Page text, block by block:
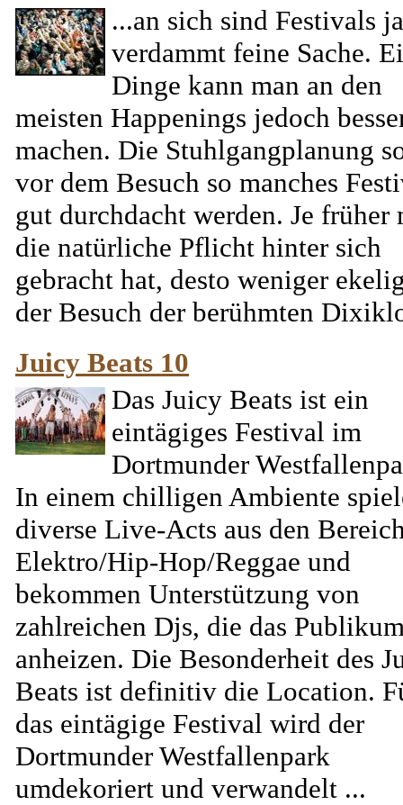
...an sich sind Festivals
verdammt feine Sache.
Dinge kann man an den
meisten Happenings jedoch
machen. Die Stuhlgangplanung
vor dem Besuch so manches
gut durchdacht werden. Je früher
die natürliche Pflicht hinter sich
gebracht hat, desto weniger
der Besuch der berühmten
Juicy Beats 10
Das Juicy Beats ist ein
eintägiges Festival im
Dortmunder
In einem chilligen Ambiente
diverse Live-Acts aus den
Elektro/Hip-Hop/Reggae und
bekommen Unterstützung von
zahlreichen Djs, die das
anheizen. Die Besonderheit des
Beats ist definitiv die Location.
das eintägige Festival wird der
Dortmunder Westfallenpark
umdekoriert und verwandelt ...